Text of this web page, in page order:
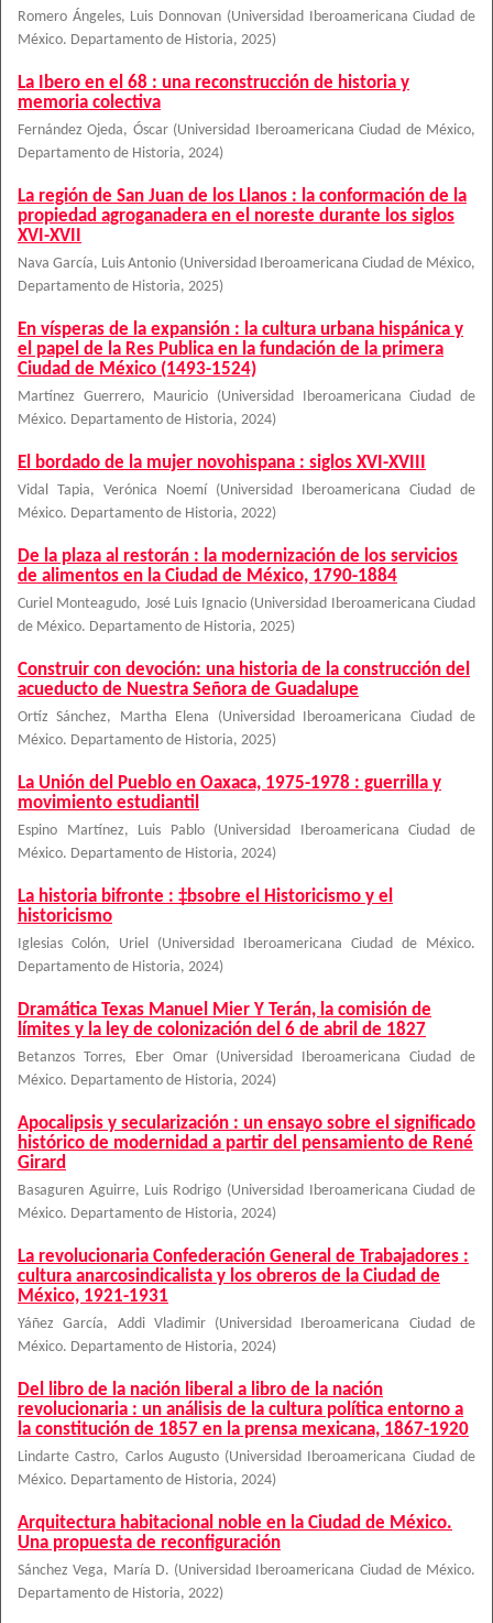
Romero Ángeles, Luis Donnovan (Universidad Iberoamericana Ciudad de
México. Departamento de Historia, 2025)
La Ibero en el 68 : una reconstrucción de historia y
memoria colectiva
Fernández Ojeda, Óscar (Universidad Iberoamericana Ciudad de México,
Departamento de Historia, 2024)
La región de San Juan de los Llanos : la conformación de la
propiedad agroganadera en el noreste durante los siglos
XVI-XVII
Nava García, Luis Antonio (Universidad Iberoamericana Ciudad de México,
Departamento de Historia, 2025)
En vísperas de la expansión : la cultura urbana hispánica y
el papel de la Res Publica en la fundación de la primera
Ciudad de México (1493-1524)
Martínez Guerrero, Mauricio (Universidad Iberoamericana Ciudad de
México. Departamento de Historia, 2024)
El bordado de la mujer novohispana : siglos XVI-XVIII
Vidal Tapia, Verónica Noemí (Universidad Iberoamericana Ciudad de
México. Departamento de Historia, 2022)
De la plaza al restorán : la modernización de los servicios
de alimentos en la Ciudad de México, 1790-1884
Curiel Monteagudo, José Luis Ignacio (Universidad Iberoamericana Ciudad
de México. Departamento de Historia, 2025)
Construir con devoción: una historia de la construcción del
acueducto de Nuestra Señora de Guadalupe
Ortíz Sánchez, Martha Elena (Universidad Iberoamericana Ciudad de
México. Departamento de Historia, 2025)
La Unión del Pueblo en Oaxaca, 1975-1978 : guerrilla y
movimiento estudiantil
Espino Martínez, Luis Pablo (Universidad Iberoamericana Ciudad de
México. Departamento de Historia, 2024)
La historia bifronte : ‡bsobre el Historicismo y el
historicismo
Iglesias Colón, Uriel (Universidad Iberoamericana Ciudad de México.
Departamento de Historia, 2024)
Dramática Texas Manuel Mier Y Terán, la comisión de
límites y la ley de colonización del 6 de abril de 1827
Betanzos Torres, Eber Omar (Universidad Iberoamericana Ciudad de
México. Departamento de Historia, 2024)
Apocalipsis y secularización : un ensayo sobre el significado
histórico de modernidad a partir del pensamiento de René
Girard
Basaguren Aguirre, Luis Rodrigo (Universidad Iberoamericana Ciudad de
México. Departamento de Historia, 2024)
La revolucionaria Confederación General de Trabajadores :
cultura anarcosindicalista y los obreros de la Ciudad de
México, 1921-1931
Yáñez García, Addi Vladimir (Universidad Iberoamericana Ciudad de
México. Departamento de Historia, 2024)
Del libro de la nación liberal a libro de la nación
revolucionaria : un análisis de la cultura política entorno a
la constitución de 1857 en la prensa mexicana, 1867-1920
Lindarte Castro, Carlos Augusto (Universidad Iberoamericana Ciudad de
México. Departamento de Historia, 2024)
Arquitectura habitacional noble en la Ciudad de México.
Una propuesta de reconfiguración
Sánchez Vega, María D. (Universidad Iberoamericana Ciudad de México.
Departamento de Historia, 2022)